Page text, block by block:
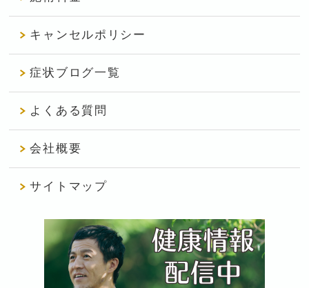
キャンセルポリシー
症状ブログ一覧
よくある質問
会社概要
サイトマップ